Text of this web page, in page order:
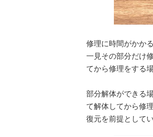
修理に時間がかか
一見その部分だけ
てから修理をする
部分解体ができる
て解体してから修理
復元を前提として